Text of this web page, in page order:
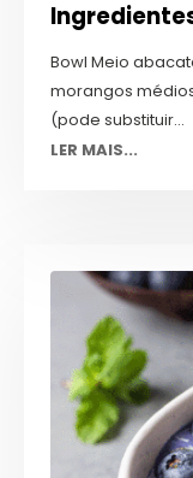
Bowl Meio
morangos
(pode substituir...
LER MAIS...